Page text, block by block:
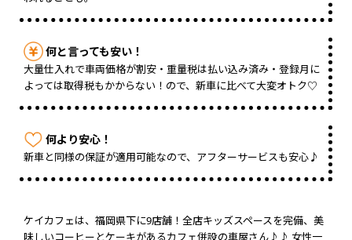
何と言っても安い！
大量仕入れで車両価格が割安・重量税は払い込み済み・登録月に
よっては取得税もかからない！ので、新車に比べて大変オトク♡
何より安心！
新車と同様の保証が適用可能なので、アフターサービスも安心♪
ケイカフェは、福岡県下に9店舗！全店キッズスペースを完備、美
味しいコーヒーとケーキがあるカフェ併設の車屋さん♪♪ 女性一